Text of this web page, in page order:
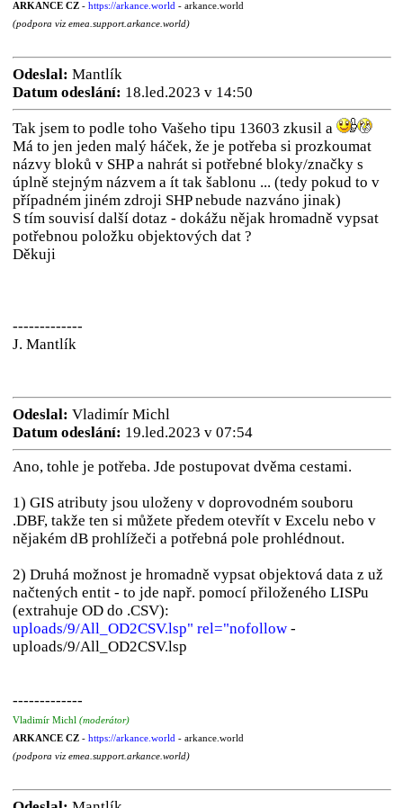
ARKANCE CZ- https://arkance.world - arkance.world
(podpora viz emea.support.arkance.world)
Odeslal: Mantlík
Datum odeslání: 18.led.2023 v 14:50
Tak jsem to podle toho Vašeho tipu 13603 zkusil a
Má to jen jeden malý háček, že je potřeba si prozkoumat
názvy bloků v SHP a nahrát si potřebné bloky/značky s
úplně stejným názvem a ít tak šablonu ... (tedy pokud to v
případném jiném zdroji SHP nebude nazváno jinak)
S tím souvisí další dotaz - dokážu nějak hromadně vypsat
potřebnou položku objektových dat ?
Děkuji
-------------
J. Mantlík
Odeslal: Vladimír Michl
Datum odeslání: 19.led.2023 v 07:54
Ano, tohle je potřeba. Jde postupovat dvěma cestami.
1) GIS atributy jsou uloženy v doprovodném souboru
.DBF, takže ten si můžete předem otevřít v Excelu nebo v
nějakém dB prohlížeči a potřebná pole prohlédnout.
2) Druhá možnost je hromadně vypsat objektová data z už
načtených entit - to jde např. pomocí přiloženého LISPu
(extrahuje OD do .CSV):
uploads/9/All_OD2CSV.lsp" rel="nofollow-
uploads/9/All_OD2CSV.lsp
-------------
Vladimír Michl (moderátor)
ARKANCE CZ- https://arkance.world - arkance.world
(podpora viz emea.support.arkance.world)